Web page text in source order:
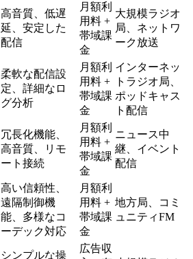
高音質、低遅
延、安定した
配信
月額利
用料 +
帯域課
金
大規模ラジオ
局、ネットワ
ーク放送
柔軟な配信設
定、詳細なロ
グ分析
月額利
用料 +
帯域課
金
インターネッ
トラジオ局、
ポッドキャス
ト配信
冗長化機能、
高音質、リモ
ート接続
月額利
用料 +
帯域課
金
ニュース中
継、イベント
配信
高い信頼性、
遠隔制御機
能、多様なコ
ーデック対応
月額利
用料 +
帯域課
金
地方局、コミ
ュニティFM
シンプルな操
広告収